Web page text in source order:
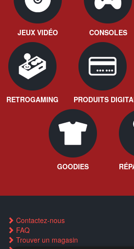
JEUX VIDÉO CONSOLES
RETROGAMING PRODUITS
GOODIES
Contactez-nous
FAQ
Trouver un magasin